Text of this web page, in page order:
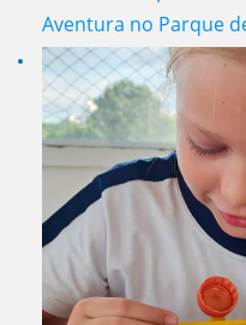
Aventura no Parque